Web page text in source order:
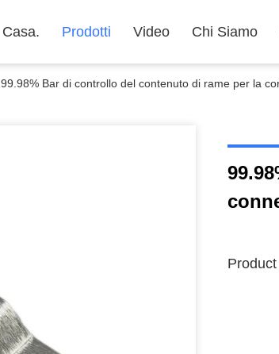
Casa. Prodotti Video Chi Siamo
99.98% Bar di controllo del contenuto di rame per la